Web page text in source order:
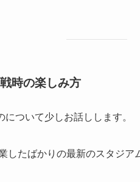
時の楽しみ方
ついて少しお話しします。
したばかりの最新のスタジア